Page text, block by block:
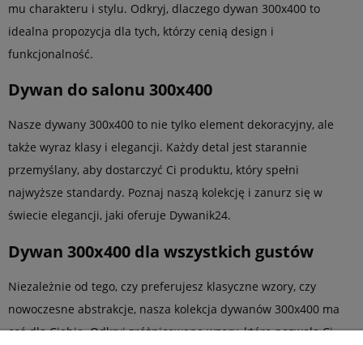
mu charakteru i stylu. Odkryj, dlaczego dywan 300x400 to
idealna propozycja dla tych, którzy cenią design i
funkcjonalność.
Dywan do salonu 300x400
Nasze dywany 300x400 to nie tylko element dekoracyjny, ale
także wyraz klasy i elegancji. Każdy detal jest starannie
przemyślany, aby dostarczyć Ci produktu, który spełni
najwyższe standardy. Poznaj naszą kolekcję i zanurz się w
świecie elegancji, jaki oferuje Dywanik24.
Dywan 300x400 dla wszystkich gustów
Niezależnie od tego, czy preferujesz klasyczne wzory, czy
nowoczesne abstrakcje, nasza kolekcja dywanów 300x400 ma
coś dla Ciebie. Odkryj zróżnicowane wzory, które pozwolą Ci